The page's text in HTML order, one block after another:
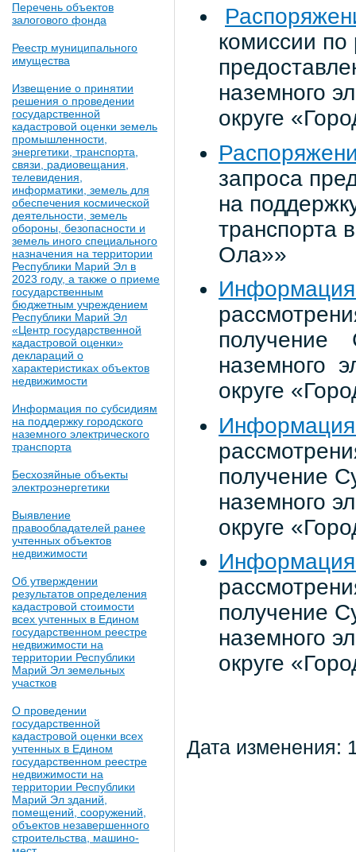
Перечень объектов
залогового фонда
Реестр муниципального
имущества
Извещение о принятии
решения о проведении
государственной
кадастровой оценки земель
промышленности,
энергетики, транспорта,
связи, радиовещания,
телевидения,
информатики, земель для
обеспечения космической
деятельности, земель
обороны, безопасности и
земель иного специального
назначения на территории
Республики Марий Эл в
2023 году, а также о приеме
государственным
бюджетным учреждением
Республики Марий Эл
«Центр государственной
кадастровой оценки»
деклараций о
характеристиках объектов
недвижимости
Информация по субсидиям
на поддержку городского
наземного электрического
транспорта
Бесхозяйные объекты
электроэнергетики
Выявление
правообладателей ранее
учтенных объектов
недвижимости
Об утверждении
результатов определения
кадастровой стоимости
всех учтенных в Едином
государственном реестре
недвижимости на
территории Республики
Марий Эл земельных
участков
О проведении
государственной
кадастровой оценки всех
учтенных в Едином
государственном реестре
недвижимости на
территории Республики
Марий Эл зданий,
помещений, сооружений,
объектов незавершенного
строительства, машино-
комиссии по
наземного
округе
запроса
на
транспорта
Ола»»
получение
наземного
округе
Информация
получение
наземного
округе
Информация
получение
наземного
округе
Дата изменения: